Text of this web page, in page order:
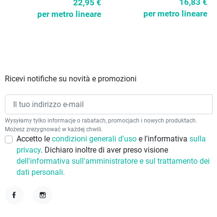
22,95 €
per metro lineare
16,83 €
per metro lineare
Ricevi notifiche su novità e promozioni
Wysyłamy tylko informacje o rabatach, promocjach i nowych produktach.
Możesz zrezygnować w każdej chwili.
Accetto le condizioni generali d'uso e l'informativa sulla
privacy. Dichiaro inoltre di aver preso visione
dell'informativa sull'amministratore e sul trattamento dei
dati personali.